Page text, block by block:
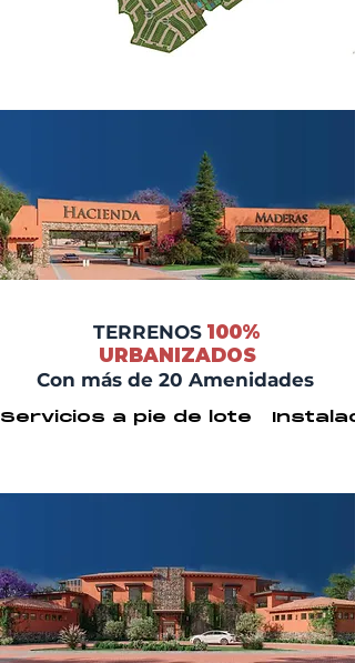
TERRENOS 100%
URBANIZADOS
Con más de 20 Amenidades
Servicios a pie de lote